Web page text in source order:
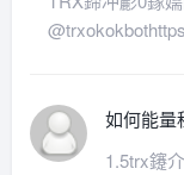
如何能量
1.5trx鑳